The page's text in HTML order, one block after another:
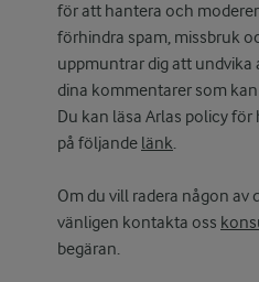
för att hantera och
förhindra spam, missbruk
uppmuntrar dig att
dina kommentarer som
Du kan läsa Arlas policy
på följande länk.
Om du vill radera någon av
vänligen kontakta oss
begäran.